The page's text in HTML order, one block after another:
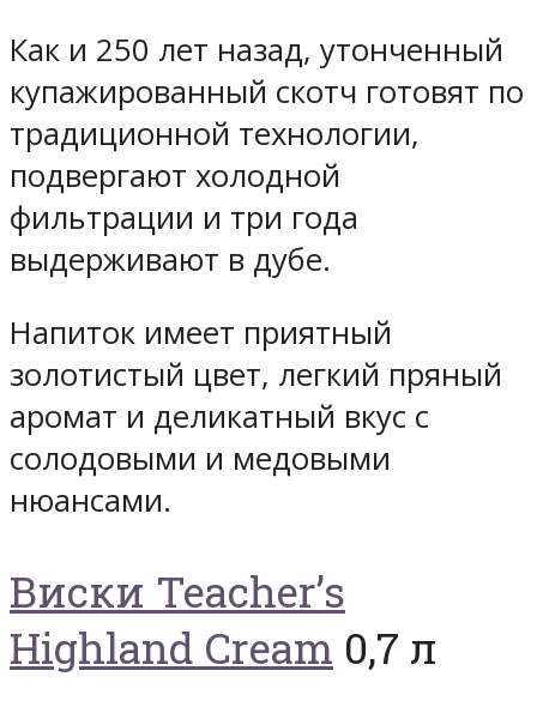
Как и 250 лет назад, утонченный
купажированный скотч готовят по
традиционной технологии,
подвергают холодной
фильтрации и три года
выдерживают в дубе.
Напиток имеет приятный
золотистый цвет, легкий пряный
аромат и деликатный вкус с
солодовыми и медовыми
нюансами.
Виски Teacher’s
Highland Cream 0,7 л